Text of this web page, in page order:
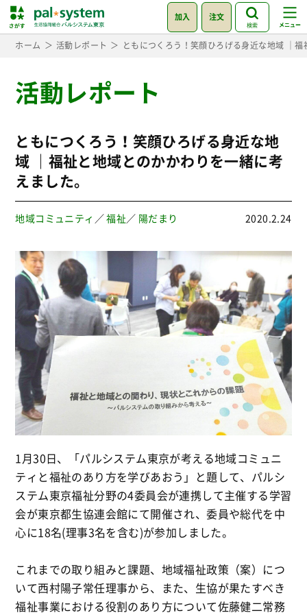
加入 注文
検索
ホーム 活動レポート ともにつくろう！笑顔ひろげる身近な地域 ｜
活動レポート
ともにつくろう！笑顔ひろげる身近な地
域 ｜福祉と地域とのかかわりを一緒に考
えました。
地域コミュニティ ／福祉／ 陽だまり 2020.2.24
1月30日、「パルシステム東京が考える地域コミュニ
ティと福祉のあり方を学びあおう」と題して、パルシ
ステム東京福祉分野の4委員会が連携して主催する学習
会が東京都生協連会館にて開催され、委員や総代を中
心に18名(理事3名を含む)が参加しました。
これまでの取り組みと課題、地域福祉政策（案）につ
いて西村陽子常任理事から、また、生協が果たすべき
福祉事業における役割のあり方について佐藤健二常務